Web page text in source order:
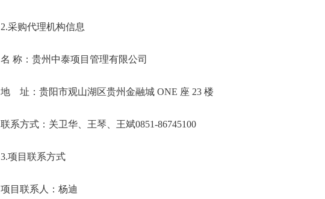
2.采购代理机构信息
名 称：贵州中泰项目管理有限公司
地 址：贵阳市观山湖区贵州金融城 ONE 座 23 楼
联系方式：关卫华、王琴、王斌0851-86745100
3.项目联系方式
项目联系人：杨迪